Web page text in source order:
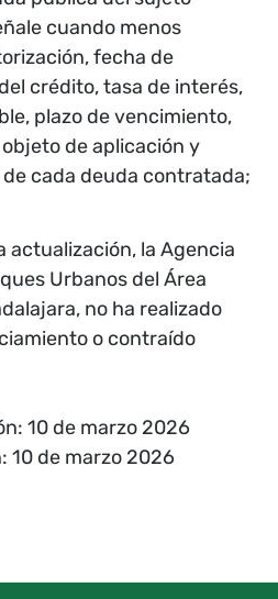
cuando menos
fecha de
crédito, tasa de interés,
plazo de vencimiento,
de aplicación y
cada deuda contratada;
actualización, la Agencia
Urbanos del Área
no ha realizado
o contraído
10 de marzo 2026
10 de marzo 2026